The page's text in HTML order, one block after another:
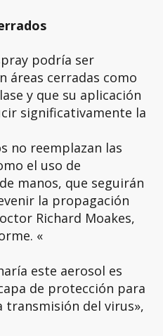
podría ser
áreas cerradas como
y que su aplicación
significativamente la
no reemplazan las
el uso de
manos, que seguirán
la propagación
Richard Moakes,
«
este aerosol es
de protección para
del virus»,